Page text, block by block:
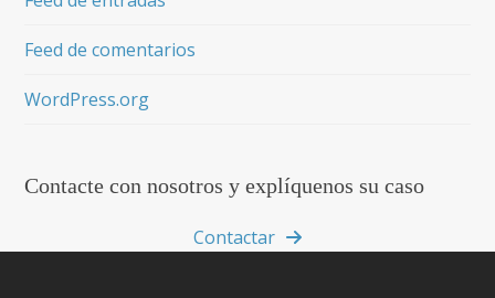
Feed de comentarios
WordPress.org
Contacte con nosotros y explíquenos su caso
Contactar